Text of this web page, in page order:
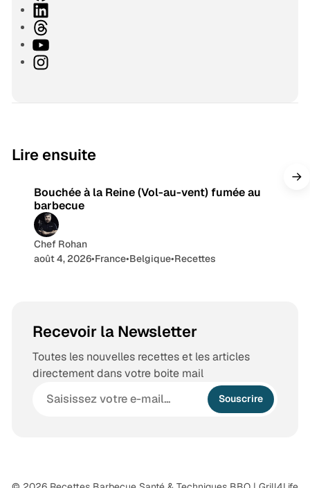
t
e
w
e
a
e
b
k
L
n
k
h
r
Y
oI
r
m
Lire ensuite
Bouchée à la Reine (Vol-au-vent) fumée au
barbecue
Chef Rohan
août 4, 2026•France•Belgique•Recettes
Recevoir la Newsletter
Toutes les nouvelles recettes et les articles
directement dans votre boite mail
Souscrire